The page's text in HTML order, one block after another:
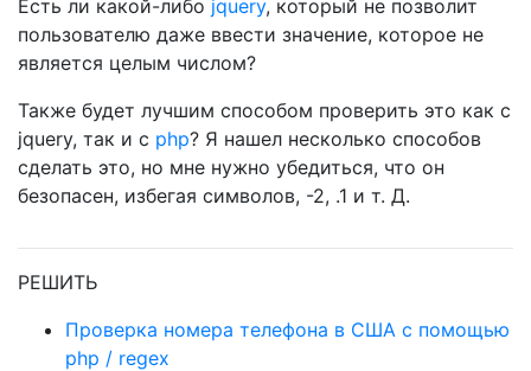
Есть ли какой-либо jquery, который не позволит
пользователю даже ввести значение, которое не
является целым числом?
Также будет лучшим способом проверить это как с
jquery, так и с php? Я нашел несколько способов
сделать это, но мне нужно убедиться, что он
безопасен, избегая символов, -2, .1 и т. Д.
РЕШИТЬ
Проверка номера телефона в США с помощью
php / regex